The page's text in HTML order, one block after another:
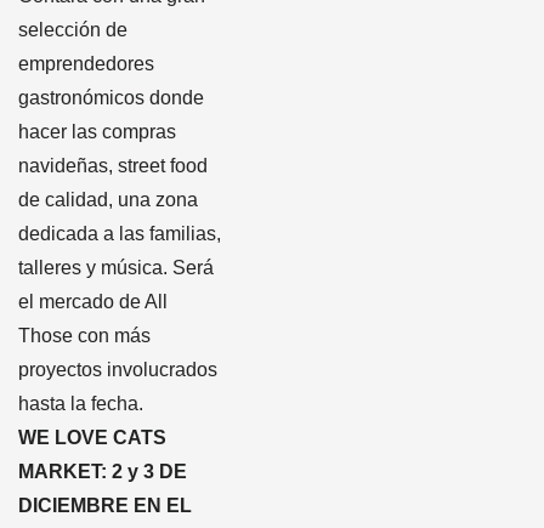
selección de
emprendedores
gastronómicos donde
hacer las compras
navideñas, street food
de calidad, una zona
dedicada a las familias,
talleres y música. Será
el mercado de All
Those con más
proyectos involucrados
hasta la fecha.
WE LOVE CATS
MARKET: 2 y 3 DE
DICIEMBRE EN EL